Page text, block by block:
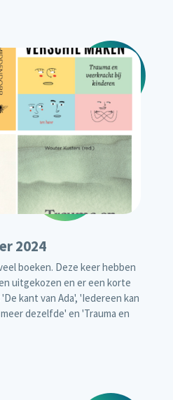
2024
boeken. Deze keer hebben
uitgekozen en er een korte
kant van Ada', 'Iedereen kan
dezelfde' en 'Trauma en